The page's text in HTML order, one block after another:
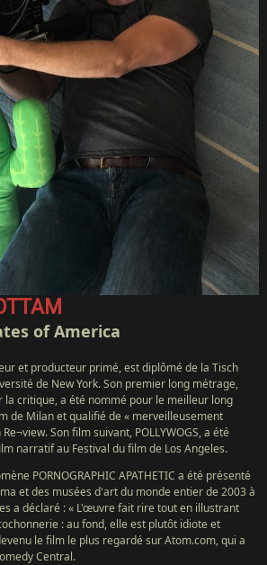
of America
et producteur primé, est diplômé de la Tisch
de New York. Son premier long métrage,
la critique, a été nommé pour le meilleur long
de Milan et qualifié de « merveilleusement
Son film suivant, POLLYWOGS, a été
narratif au Festival du film de Los Angeles.
PORNOGRAPHIC APATHETIC a été présenté
et des musées d'art du monde entier de 2003 à
a déclaré : « L'œuvre fait rire tout en illustrant
: au fond, elle est plutôt idiote et
le film le plus regardé sur Atom.com, qui a
Central.